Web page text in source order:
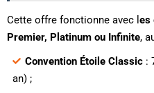
Cette offre fonctionne avec l es
Premier, Platinum ou Infinite,
Convention Étoile Classic:
an) ;